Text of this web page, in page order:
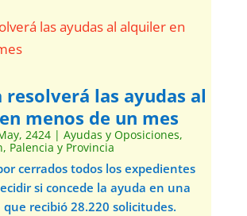
resolverá las ayudas al
menos de un mes
2424| Ayudas y Oposiciones,
, Palencia y Provincia
cerrados todos los expedientes
si concede la ayuda en una
recibió 28.220 solicitudes.